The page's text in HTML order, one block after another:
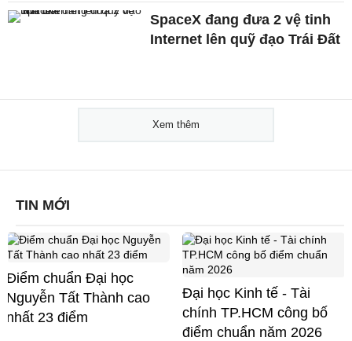
SpaceX đang đưa 2 vệ tinh
Internet lên quỹ đạo Trái Đất
Xem thêm
TIN MỚI
Điểm chuẩn Đại học
Nguyễn Tất Thành cao
nhất 23 điểm
Đại học Kinh tế - Tài
chính TP.HCM công bố
điểm chuẩn năm 2026